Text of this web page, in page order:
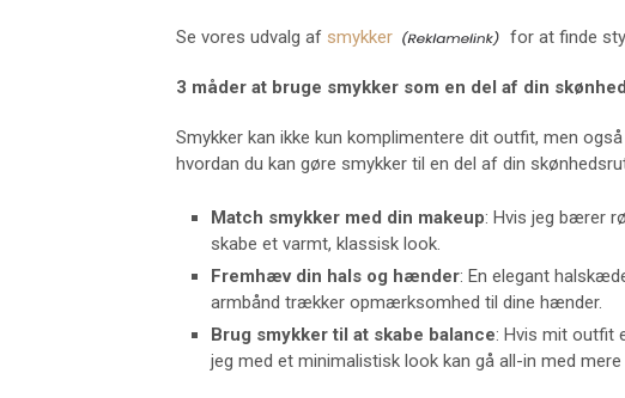
Se vores udvalg af smykker for at finde
3 måder at bruge smykker som en del af din
Smykker kan ikke kun komplimentere dit outfit, men
hvordan du kan gøre smykker til en del af din
Match smykker med din makeup: Hvis jeg bærer
skabe et varmt, klassisk look.
Fremhæv din hals og hænder: En elegant
armbånd trækker opmærksomhed til dine hænder.
Brug smykker til at skabe balance: Hvis mit outfit
jeg med et minimalistisk look kan gå all-in med